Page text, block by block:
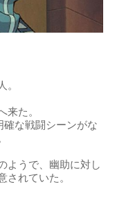
た。
な戦闘シーンがな
ようで、幽助に対し
れていた。